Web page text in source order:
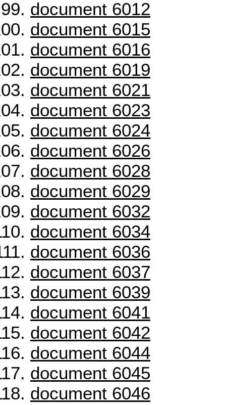
document 6012
document 6015
document 6016
document 6019
document 6021
document 6023
document 6024
document 6026
document 6028
document 6029
document 6032
document 6034
document 6036
document 6037
document 6039
document 6041
document 6042
document 6044
document 6045
document 6046